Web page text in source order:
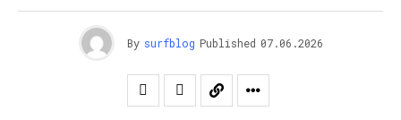
By surfblog Published 07.06.2026